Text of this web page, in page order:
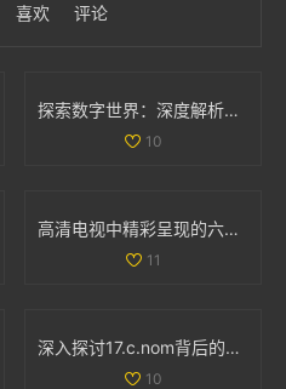
喜欢 评论
探索数字世界：深度解析35与дода的奇妙结合
10
高清电视中精彩呈现的六部热播妻子题材影视作品推荐
11
深入探讨17.c.nom背后的意义与应用实例
10